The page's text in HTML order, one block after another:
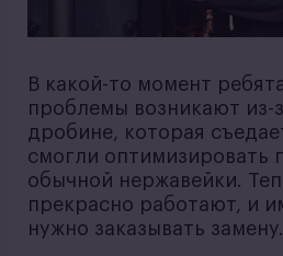
В какой-то момент
проблемы возникают из-
дробине, которая
смогли
обычной нержавейки.
прекрасно работают, и
нужно заказывать замену.